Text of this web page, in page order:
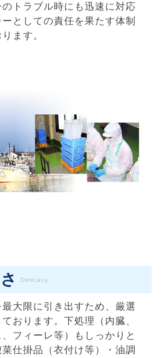
トラブル時にも迅速に対応
としての責任を果たす体制
ます。
Delicacy
大限に引き出すため、厳選
おります。下処理（内臓、
フィーレ等）もしっかりと
仕掛品（衣付け等）・油調